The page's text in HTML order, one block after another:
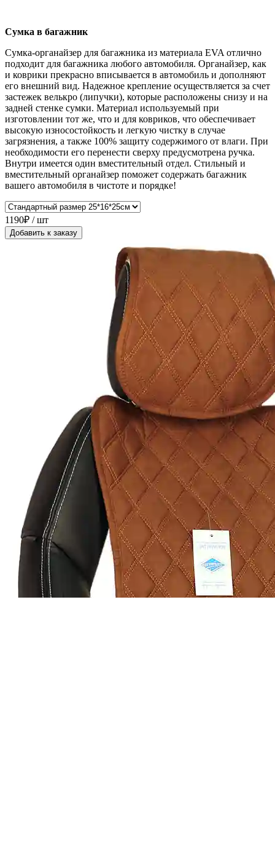
Сумка в багажник
Сумка-органайзер для багажника из материала EVA отлично
подходит для багажника любого автомобиля. Органайзер, как
и коврики прекрасно вписывается в автомобиль и дополняют
его внешний вид. Надежное крепление осуществляется за счет
застежек велькро (липучки), которые расположены снизу и на
задней стенке сумки. Материал используемый при
изготовлении тот же, что и для ковриков, что обеспечивает
высокую износостойкость и легкую чистку в случае
загрязнения, а также 100% защиту содержимого от влаги. При
необходимости его перенести сверху предусмотрена ручка.
Внутри имеется один вместительный отдел. Стильный и
вместительный органайзер поможет содержать багажник
вашего автомобиля в чистоте и порядке!
1190₽ / шт
Добавить к заказу